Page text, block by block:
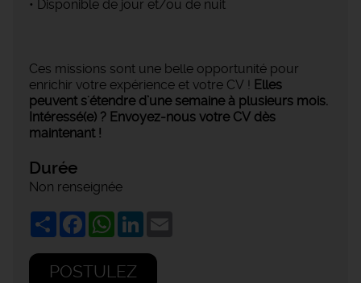
• Disponible de jour et/ou de nuit
Ces missions sont une belle opportunité pour
enrichir votre expérience et votre CV ! Elles
peuvent s'étendre d’une semaine à plusieurs mois.
Intéressé(e) ? Envoyez-nous votre CV dès
maintenant !
Durée
Non renseignée
ShareFacebookWhatsApp
LinkedIn
POSTULEZ